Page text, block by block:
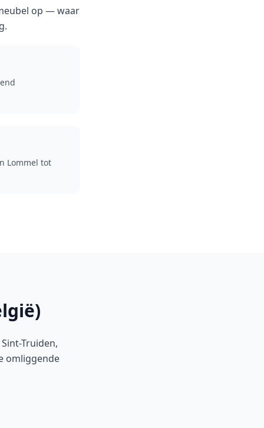
op — waar
Lommel tot
Truiden,
omliggende